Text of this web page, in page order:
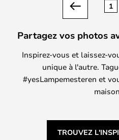
Précédent
1
Partagez vos photos
Inspirez-vous et laissez-
unique à l'autre.
#yesLampemesteren et
TROUVEZ